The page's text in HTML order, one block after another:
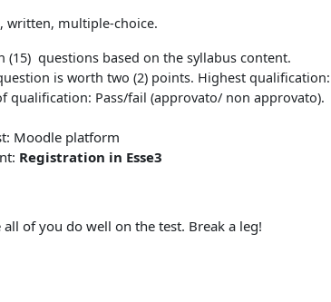
multiple-choice.
questions based on the syllabus content.
is worth two (2) points. Highest qualification:
Pass/fail (approvato/ non approvato).
Moodle platform
Registration in Esse3
of you do well on the test. Break a leg!